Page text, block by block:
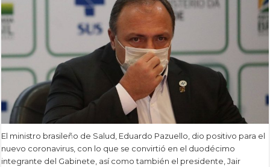
El ministro brasileño de Salud, Eduardo Pazuello, dio positivo para el
nuevo coronavirus, con lo que se convirtió en el duodécimo
integrante del Gabinete, así como también el presidente, Jair